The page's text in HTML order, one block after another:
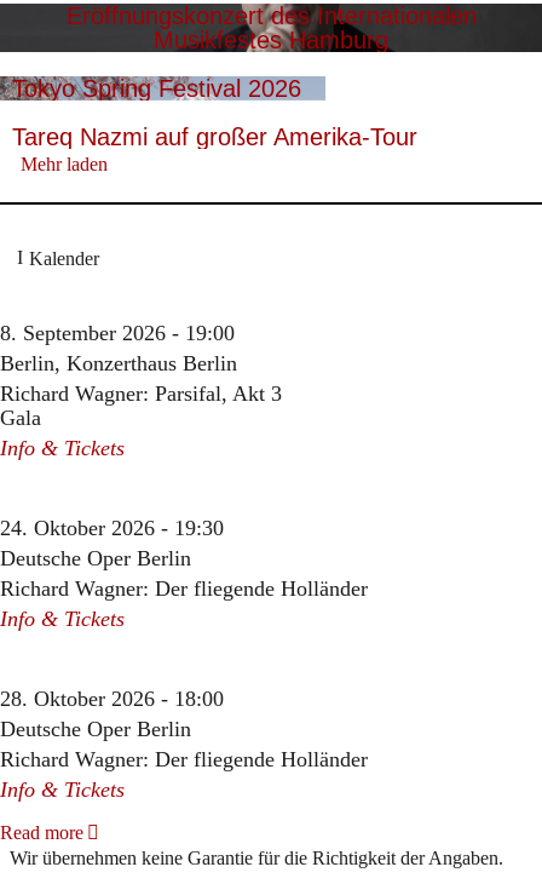
Eröffnungskonzert des Internationalen
Musikfestes Hamburg
Tokyo Spring Festival 2026
Tareq Nazmi auf großer Amerika-Tour
Mehr laden
Kalender
8. September 2026 - 19:00
Berlin, Konzerthaus Berlin
Richard Wagner: Parsifal, Akt 3
Gala
Info & Tickets
24. Oktober 2026 - 19:30
Deutsche Oper Berlin
Richard Wagner: Der fliegende Holländer
Info & Tickets
28. Oktober 2026 - 18:00
Deutsche Oper Berlin
Richard Wagner: Der fliegende Holländer
Info & Tickets
Read more
Wir übernehmen keine Garantie für die Richtigkeit der Angaben.